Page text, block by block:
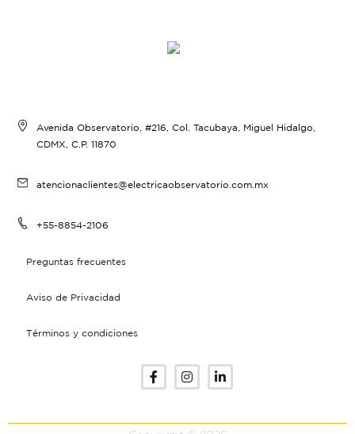
Avenida Observatorio, #216, Col. Tacubaya, Miguel Hidalgo,
CDMX, C.P. 11870
atencionaclientes@electricaobservatorio.com.mx
+55-8854-2106
Preguntas frecuentes
Aviso de Privacidad
Términos y condiciones